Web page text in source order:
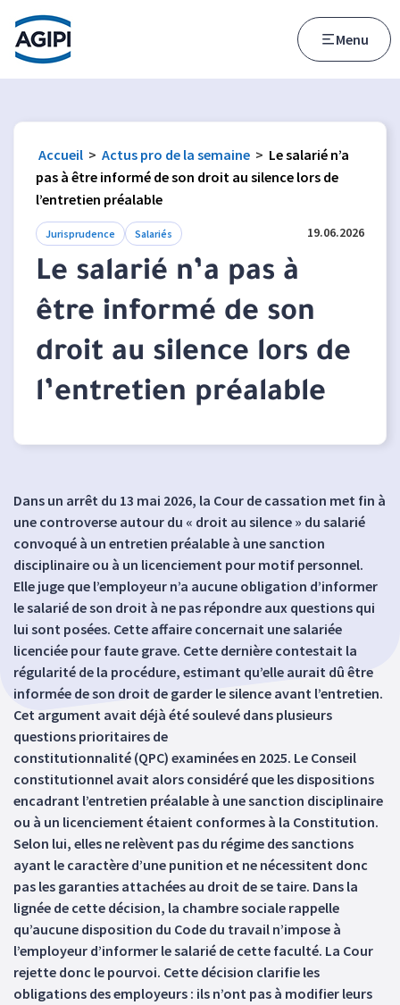
Accès au menu
Accès au contenu principal
Menu
Accueil > Actus pro de la semaine > Le salarié n’a
pas à être informé de son droit au silence lors de
l’entretien préalable
Jurisprudence Salariés 19.06.2026
Le salarié n’a pas à
être informé de son
droit au silence lors de
l’entretien préalable
Dans un arrêt du 13 mai 2026, la Cour de cassation met fin à
une controverse autour du « droit au silence » du salarié
convoqué à un entretien préalable à une sanction
disciplinaire ou à un licenciement pour motif personnel.
Elle juge que l’employeur n’a aucune obligation d’informer
le salarié de son droit à ne pas répondre aux questions qui
lui sont posées. Cette affaire concernait une salariée
licenciée pour faute grave. Cette dernière contestait la
régularité de la procédure, estimant qu’elle aurait dû être
informée de son droit de garder le silence avant l’entretien.
Cet argument avait déjà été soulevé dans plusieurs
questions prioritaires de
constitutionnalité (QPC) examinées en 2025. Le Conseil
constitutionnel avait alors considéré que les dispositions
encadrant l’entretien préalable à une sanction disciplinaire
ou à un licenciement étaient conformes à la Constitution.
Selon lui, elles ne relèvent pas du régime des sanctions
ayant le caractère d’une punition et ne nécessitent donc
pas les garanties attachées au droit de se taire. Dans la
lignée de cette décision, la chambre sociale rappelle
qu’aucune disposition du Code du travail n’impose à
l’employeur d’informer le salarié de cette faculté. La Cour
rejette donc le pourvoi. Cette décision clarifie les
obligations des employeurs : ils n’ont pas à modifier leurs